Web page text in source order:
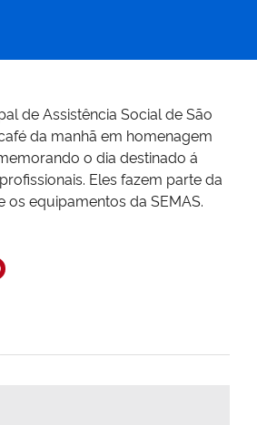
de Assistência Social de São
da manhã em homenagem
o dia destinado á
Eles fazem parte da
equipamentos da SEMAS.